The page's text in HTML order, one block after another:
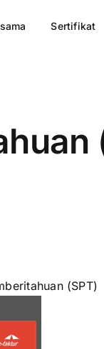
Sertifikat
(SPT)